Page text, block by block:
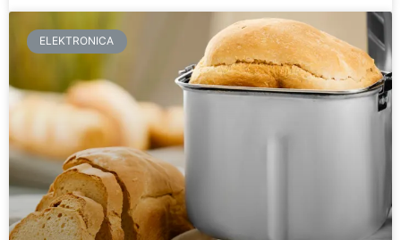
ELEKTRONICA